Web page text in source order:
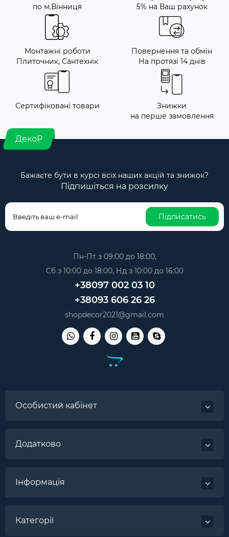
по м.Вінниця
5% на Ваш рахунок
Монтажні роботи
Плиточник, Сантехнік
Повернення та обмін
На протязі 14 днів
Сертифіковані товари
Знижки
на перше замовлення
ДекоР
Бажаєте бути в курсі всіх наших акцій та знижок?
Підпишіться на розсилку
Підписатись
Пн-Пт з 09:00 до 18:00,
Сб з 10:00 до 18:00, Нд з 10:00 до 16:00
+38097 002 03 10
+38093 606 26 26
shopdecor2021@gmail.com
Особистий кабінет
Додатково
Інформація
Категорії